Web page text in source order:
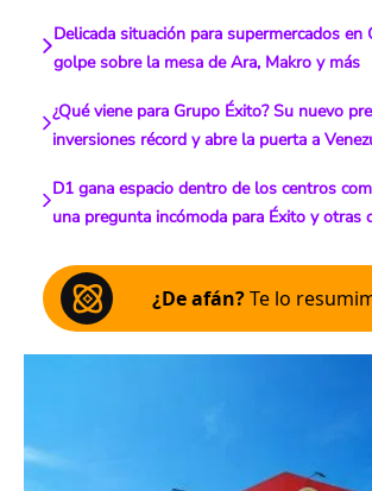
Delicada situación para supermercados en
golpe sobre la mesa de Ara, Makro y más
¿Qué viene para Grupo Éxito? Su nuevo
inversiones récord y abre la puerta a
D1 gana espacio dentro de los centros
una pregunta incómoda para Éxito y otras
¿De afán?Te lo